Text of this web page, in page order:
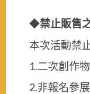
◆禁止販售
本次活動禁
1.二次創作物
2.非報名參